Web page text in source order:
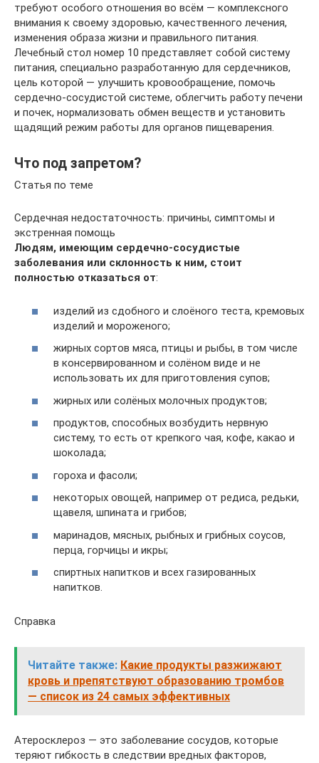
требуют особого отношения во всём — комплексного
внимания к своему здоровью, качественного лечения,
изменения образа жизни и правильного питания.
Лечебный стол номер 10 представляет собой систему
питания, специально разработанную для сердечников,
цель которой — улучшить кровообращение, помочь
сердечно-сосудистой системе, облегчить работу печени
и почек, нормализовать обмен веществ и установить
щадящий режим работы для органов пищеварения.
Что под запретом?
Статья по теме
Сердечная недостаточность: причины, симптомы и
экстренная помощь
Людям, имеющим сердечно-сосудистые
заболевания или склонность к ним, стоит
полностью отказаться от:
изделий из сдобного и слоёного теста, кремовых
изделий и мороженого;
жирных сортов мяса, птицы и рыбы, в том числе
в консервированном и солёном виде и не
использовать их для приготовления супов;
жирных или солёных молочных продуктов;
продуктов, способных возбудить нервную
систему, то есть от крепкого чая, кофе, какао и
шоколада;
гороха и фасоли;
некоторых овощей, например от редиса, редьки,
щавеля, шпината и грибов;
маринадов, мясных, рыбных и грибных соусов,
перца, горчицы и икры;
спиртных напитков и всех газированных
напитков.
Справка
Читайте также: Какие продукты разжижают
кровь и препятствуют образованию тромбов
— список из 24 самых эффективных
Атеросклероз — это заболевание сосудов, которые
теряют гибкость в следствии вредных факторов,